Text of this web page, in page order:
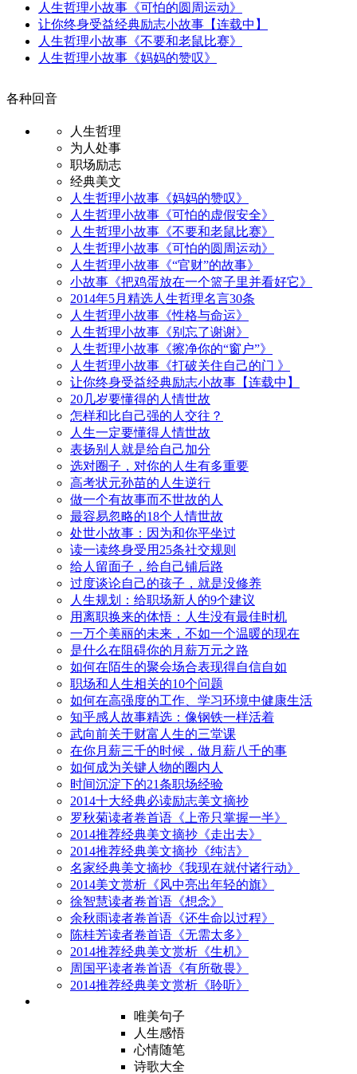
人生哲理小故事《可怕的圆周运动》
让你终身受益经典励志小故事【连载中】
人生哲理小故事《不要和老鼠比赛》
人生哲理小故事《妈妈的赞叹》
各种回音
人生哲理
为人处事
职场励志
经典美文
人生哲理小故事《妈妈的赞叹》
人生哲理小故事《可怕的虚假安全》
人生哲理小故事《不要和老鼠比赛》
人生哲理小故事《可怕的圆周运动》
人生哲理小故事《“官财”的故事》
小故事《把鸡蛋放在一个篮子里并看好它》
2014年5月精选人生哲理名言30条
人生哲理小故事《性格与命运》
人生哲理小故事《别忘了谢谢》
人生哲理小故事《擦净你的“窗户”》
人生哲理小故事《打破关住自己的门 》
让你终身受益经典励志小故事【连载中】
20几岁要懂得的人情世故
怎样和比自己强的人交往？
人生一定要懂得人情世故
表扬别人就是给自己加分
选对圈子，对你的人生有多重要
高考状元孙苗的人生逆行
做一个有故事而不世故的人
最容易忽略的18个人情世故
处世小故事：因为和你平坐过
读一读终身受用25条社交规则
给人留面子，给自己铺后路
过度谈论自己的孩子，就是没修养
人生规划：给职场新人的9个建议
用离职换来的体悟：人生没有最佳时机
一万个美丽的未来，不如一个温暖的现在
是什么在阻碍你的月薪万元之路
如何在陌生的聚会场合表现得自信自如
职场和人生相关的10个问题
如何在高强度的工作、学习环境中健康生活
知乎感人故事精选：像钢铁一样活着
武向前关于财富人生的三堂课
在你月薪三千的时候，做月薪八千的事
如何成为关键人物的圈内人
时间沉淀下的21条职场经验
2014十大经典必读励志美文摘抄
罗秋菊读者卷首语《上帝只掌握一半》
2014推荐经典美文摘抄《走出去》
2014推荐经典美文摘抄《纯洁》
名家经典美文摘抄《我现在就付诸行动》
2014美文赏析《风中亮出年轻的旗》
徐智慧读者卷首语《想念》
余秋雨读者卷首语《还生命以过程》
陈桂芳读者卷首语《无需太多》
2014推荐经典美文赏析《生机》
周国平读者卷首语《有所敬畏》
2014推荐经典美文赏析《聆听》
唯美句子
人生感悟
心情随笔
诗歌大全